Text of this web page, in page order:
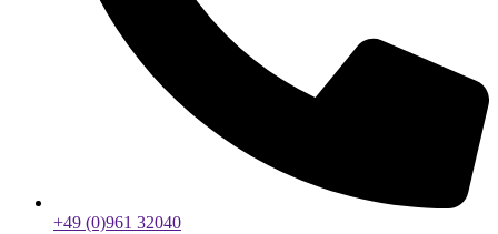
+49 (0)961 32040